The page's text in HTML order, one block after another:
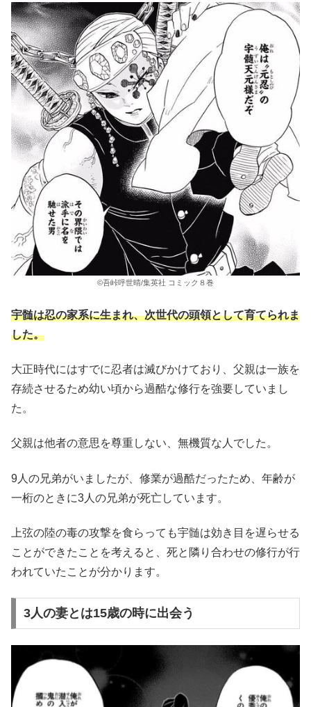
©吾峠呼世晴/集英社 コミック８巻
宇髄は忍の家系に生まれ、次世代の頭領として育てられま
した。
大正時代にはすでに忍者は滅びかけており、父親は一族を
存続させるため幼い頃から過酷な修行を強要していまし
た。
父親は他者の意思を尊重しない、無機質な人でした。
9人の兄弟がいましたが、修業が過酷だったため、年齢が
一桁のときに3人の兄弟が死亡しています。
上弦の陸の毒の攻撃を食らっても宇髄は効き目を遅らせる
ことができたことを考えると、死と隣り合わせの修行が行
われていたことが分かります。
3人の妻とは15歳の時に出会う